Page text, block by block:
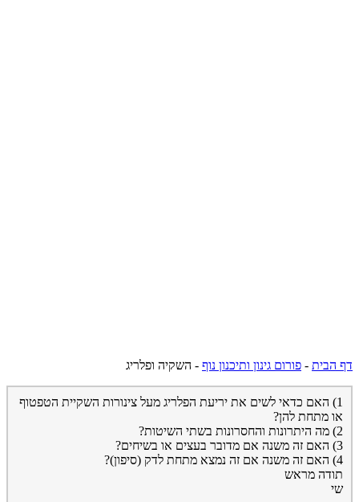
דף הבית - פורום גינון ותיכנון נוף - השקיה ופלריג
1) האם כדאי לשים את יריעת הפלריג מעל צינורות השקיית הטפטוף
או מתחת להן?
2) מה היתרונות והחסרונות בשתי השיטות?
3) האם זה משנה אם מדובר בעצים או בשיחים?
4) האם זה משנה אם זה נמצא מתחת לדק (סיפון)?
תודה מראש
שי